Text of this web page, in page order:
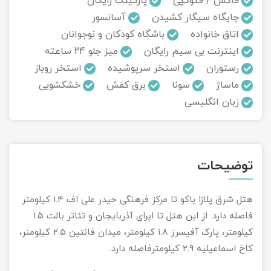
جایگاه سیگار کشیدن
آسانسور
اتاق خانواده
باشگاه کودکان و نوجوانان
اینترنت بی سیم رایگان
میز جلو 24 ساعته
رستوران
استخر سرپوشیده
استخر روباز
ماساژ
سونا برق کفش
خشکشویی
زبان انگلیسی
توضیحات
هتل شرق پلازا باکو تا مرکز فرهنگی حیدر علی اف ۱.۴ کیلومتر
فاصله دارد. از این هتل تا اپرای آذربایجان و تئاتر بالت ۱.۵
کیلومتر، پارک آفیسرز ۱.۸ کیلومتر، میدان فانتین ۲.۵ کیلومتر،
کاخ اسماعیلیه ۲.۹ کیلومترفاصله دارد.
تور سوباتان
تور چابهار
تور مرداب هسل
تور اصفهان
تور ترکمن صحرا
تور آفرود